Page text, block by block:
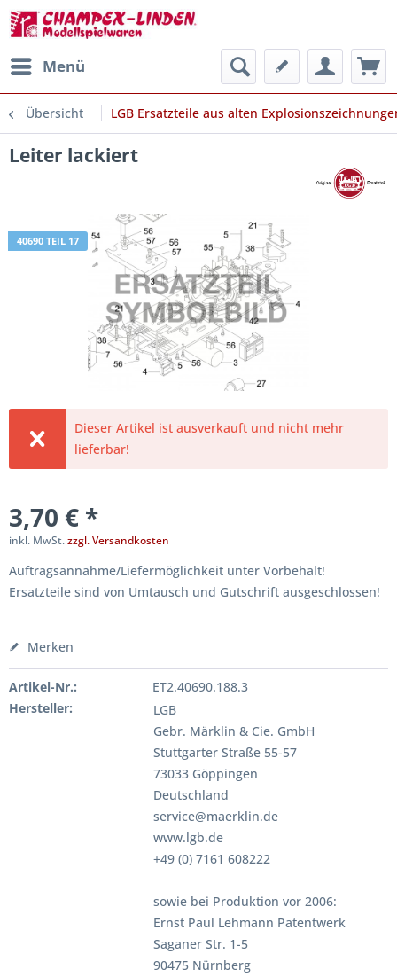
Menü
Übersicht LGB Ersatzteile aus alten
Leiter lackiert
40690 TEIL 17
Dieser Artikel ist ausverkauft und nicht mehr
lieferbar!
3,70 € *
inkl. MwSt.zzgl. Versandkosten
Auftragsannahme/Liefermöglichkeit unter Vorbehalt!
Ersatzteile sind von Umtausch und Gutschrift ausgeschlossen!
Merken
Artikel-Nr.:
ET2.40690.188.3
Hersteller:
LGB
Gebr. Märklin & Cie. GmbH
Stuttgarter Straße 55-57
73033 Göppingen
Deutschland
service@maerklin.de
www.lgb.de
+49 (0) 7161 608222
sowie bei Produktion vor 2006:
Ernst Paul Lehmann Patentwerk
Saganer Str. 1-5
90475 Nürnberg